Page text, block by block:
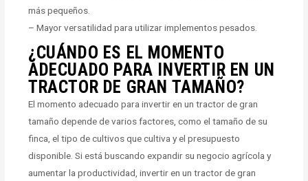
más pequeños.
– Mayor versatilidad para utilizar implementos pesados.
¿CUÁNDO ES EL MOMENTO
ADECUADO PARA INVERTIR EN UN
TRACTOR DE GRAN TAMAÑO?
El momento adecuado para invertir en un tractor de gran
tamaño depende de varios factores, como el tamaño de su
finca, el tipo de cultivos que cultiva y el presupuesto
disponible. Si está buscando expandir su negocio agrícola y
aumentar la productividad, invertir en un tractor de gran